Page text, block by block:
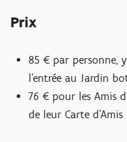
Prix
85 € par personne,
l'entrée au Jardin
76 € pour les Amis
de leur Carte d'Amis